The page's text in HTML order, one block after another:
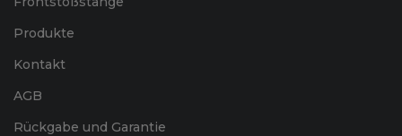
Produkte
Kontakt
AGB
Rückgabe und Garantie